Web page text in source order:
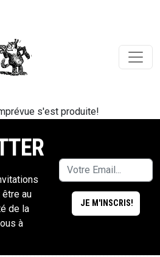
s'est produite!
au
de la
à